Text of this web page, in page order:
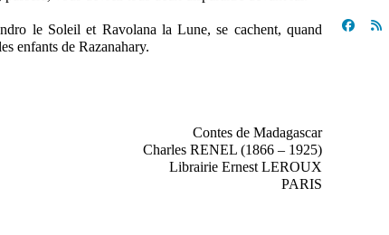
le Soleil et Ravolana la Lune, se cachent, quand
enfants de Razanahary.
Contes de Madagascar
Charles RENEL (1866 – 1925)
Librairie Ernest LEROUX
PARIS